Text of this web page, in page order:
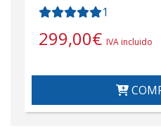
1
299,00€ IVA incluido